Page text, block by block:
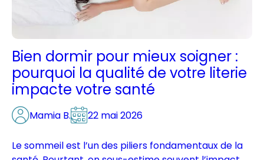
Bien dormir pour mieux soigner :
pourquoi la qualité de votre literie
impacte votre santé
Mamia B. 22 mai 2026
Le sommeil est l’un des piliers fondamentaux de la